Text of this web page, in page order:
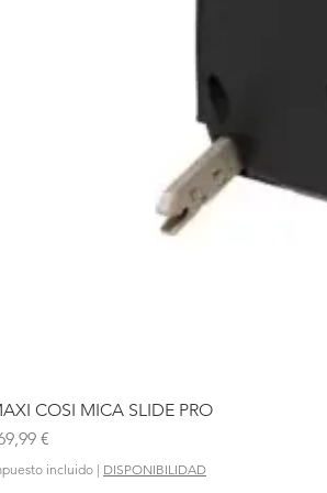
COSI MICA SLIDE PRO
€
incluido | DISPONIBILIDAD